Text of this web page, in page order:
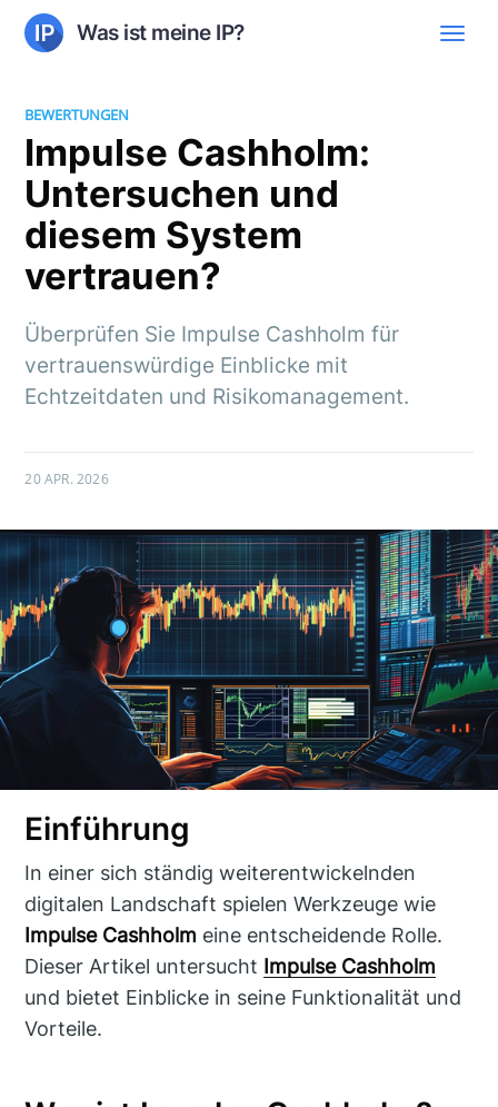
Was ist meine IP?
BEWERTUNGEN
Impulse Cashholm:
Untersuchen und
diesem System
vertrauen?
Überprüfen Sie Impulse Cashholm für
vertrauenswürdige Einblicke mit
Echtzeitdaten und Risikomanagement.
20 APR. 2026
Einführung
In einer sich ständig weiterentwickelnden
digitalen Landschaft spielen Werkzeuge wie
Impulse Cashholm eine entscheidende Rolle.
Dieser Artikel untersucht Impulse Cashholm
und bietet Einblicke in seine Funktionalität und
Vorteile.